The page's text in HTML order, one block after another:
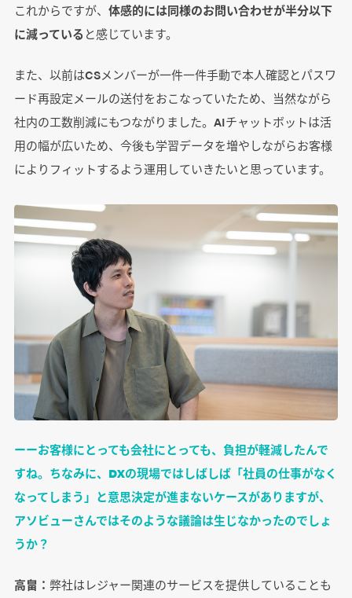
これからですが、 体感的には同様のお問い合わせが半分以下
に減っている と感じています。
また、以前はCSメンバーが一件一件手動で本人確認とパスワ
ード再設定メールの送付をおこなっていたため、当然ながら
社内の工数削減にもつながりました。AIチャットボットは活
用の幅が広いため、今後も学習データを増やしながらお客様
によりフィットするよう運用していきたいと思っています。
ーーお客様にとっても会社にとっても、負担が軽減したんで
すね。ちなみに、DXの現場ではしばしば「社員の仕事がなく
なってしまう」と意思決定が進まないケースがありますが、
アソビューさんではそのような議論は生じなかったのでしょ
うか？
高畠： 弊社はレジャー関連のサービスを提供していることも